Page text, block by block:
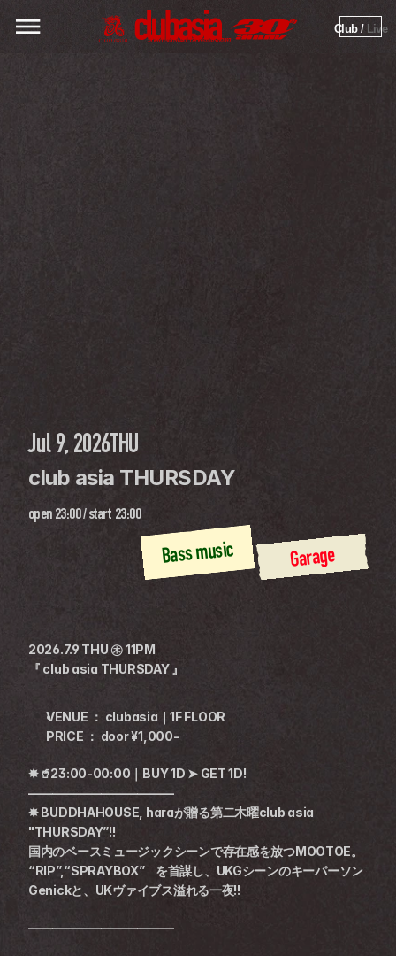
Club / Live
Jul 9, 2026THU
club asia THURSDAY
open 23:00 / start 23:00
Garage
Bass music
2026.7.9 THU ㊍ 11PM
『 club asia THURSDAY 』
VENUE ： clubasia｜1F FLOOR
PRICE ： door ¥1,000-
✸🥤23:00-00:00｜BUY 1D ➤ GET 1D!
————————————
✸ BUDDHAHOUSE, haraが贈る第二木曜club asia
"THURSDAY”!!
国内のベースミュージックシーンで存在感を放つMOOTOE。
“RIP”,“SPRAYBOX”	を首謀し、UKGシーンのキーパーソン
Genickと、UKヴァイブス溢れる一夜!!
————————————